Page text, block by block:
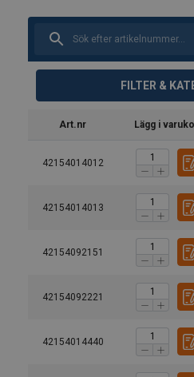
FILTER &
Art.nr Lägg i
42154014012
42154014013
42154092151
42154092221
42154014440